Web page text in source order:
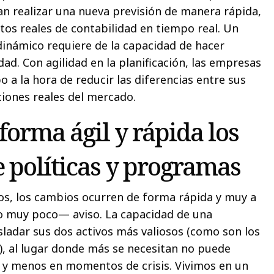
realizar una nueva previsión de manera rápida,
reales de contabilidad en tiempo real. Un
requiere de la capacidad de hacer
Con agilidad en la planificación, las empresas
a la hora de reducir las diferencias entre sus
reales del mercado.
ágil y rápida los
políticas y programas
los cambios ocurren de forma rápida y muy a
poco— aviso. La capacidad de una
sus dos activos más valiosos (como son los
al lugar donde más se necesitan no puede
menos en momentos de crisis. Vivimos en un